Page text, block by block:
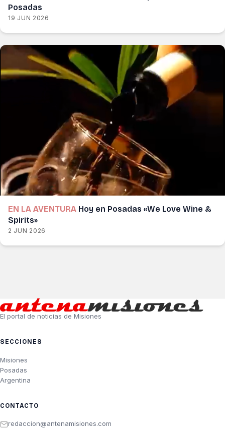
Posadas
19 JUN 2026
EN LA AVENTURA Hoy en Posadas «We Love Wine &
Spirits»
2 JUN 2026
El portal de noticias de Misiones
SECCIONES
Misiones
Posadas
Argentina
CONTACTO
redaccion@antenamisiones.com